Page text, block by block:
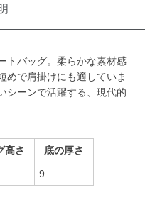
トバッグ。柔らかな素材感
めで肩掛けにも適していま
シーンで活躍する、現代的
高さ 底の厚さ
9